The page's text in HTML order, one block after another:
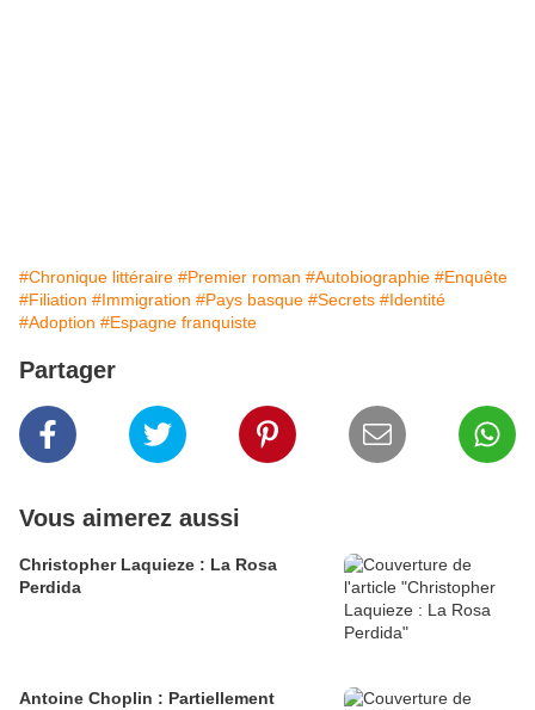
#Chronique littéraire #Premier roman #Autobiographie #Enquête
#Filiation #Immigration #Pays basque #Secrets #Identité
#Adoption #Espagne franquiste
Partager
Vous aimerez aussi
Christopher Laquieze : La Rosa
Perdida
Antoine Choplin : Partiellement